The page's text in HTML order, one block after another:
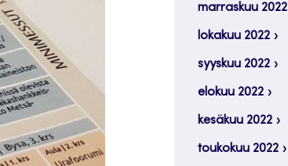
marraskuu 2022
lokakuu 2022
syyskuu 2022
elokuu 2022
kesäkuu 2022
toukokuu 2022